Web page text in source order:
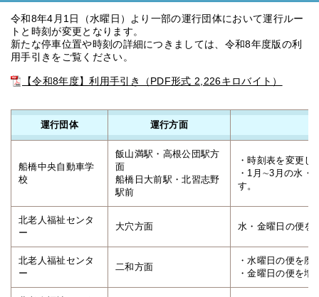
令和8年4月1日（水曜日）より一部の運行団体において運行ルー
トと時刻が変更となります。
新たな停車位置や時刻の詳細につきましては、令和8年度版の利
用手引きをご覧ください。
【令和8年度】利用手引き（PDF形式 2,226キロバイト）
運行団体 運行方面
船橋中央自動車学
校
飯山満駅・高根公団駅方
面
船橋日大前駅・北習志野
駅前
・時刻表を変更し
・1月∼3月の水・
す。
北老人福祉センタ
ー
大穴方面 水・金曜日の便を
北老人福祉センタ
ー
二和方面
・水曜日の便を廃
・金曜日の便を増